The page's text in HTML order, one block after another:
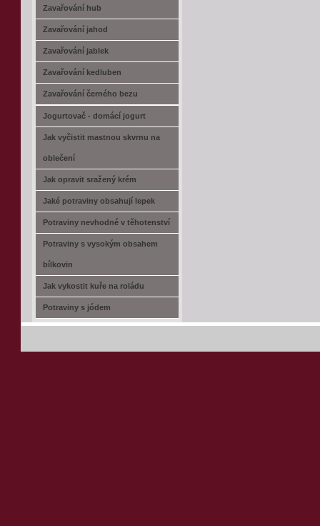
Zavařování hub
Zavařování jahod
Zavařování jablek
Zavařování kedluben
Zavařování černého bezu
Jogurtovač - domácí jogurt
Jak vyčistit mastnou skvrnu na
oblečení
Jak opravit sražený krém
Jaké potraviny obsahují lepek
Potraviny nevhodné v těhotenství
Potraviny s vysokým obsahem
bílkovin
Jak vykostit kuře na roládu
Potraviny s jódem